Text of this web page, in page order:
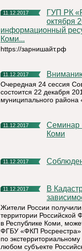
11.12.2017
ГУП РК «РП «Бизнес - Инкубатор» информирует, что с
октября
информационный
Коми...
https://зарнишайт.рф
11.12.2017
Очередная 24 сессия
состоится 22 декабря
муниципального района
11.12.2017
Семинар в с. Серегово Княжпогосткий район Республика
Коми
11.12.2017
11.12.2017
В Кадастровой палате можно подать заявление на учет вне
Жители России
территории Российской
в Республике Коми,
ФГБУ «ФКП Росреестра»
по
любом субъекте